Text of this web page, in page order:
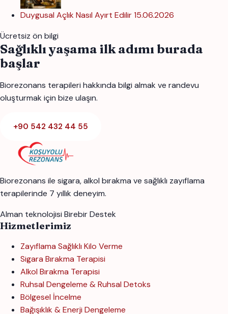
Duygusal Açlık Nasıl Ayırt Edilir15.06.2026
Ücretsiz ön bilgi
Sağlıklı yaşama ilk adımı burada
başlar
Biorezonans terapileri hakkında bilgi almak ve randevu
oluşturmak için bize ulaşın.
+90 542 432 44 55
Biorezonans ile sigara, alkol bırakma ve sağlıklı zayıflama
terapilerinde 7 yıllık deneyim.
Alman teknolojisi Birebir Destek
Hizmetlerimiz
Zayıflama Sağlıklı Kilo Verme
Sigara Bırakma Terapisi
Alkol Bırakma Terapisi
Ruhsal Dengeleme & Ruhsal Detoks
Bölgesel İncelme
Bağışıklık & Enerji Dengeleme